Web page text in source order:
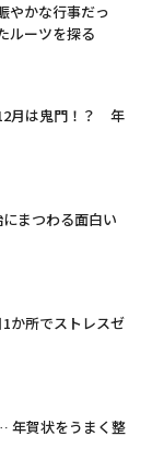
やかな行事だっ
ルーツを探る
月は鬼門！？ 年
まつわる面白い
か所でストレスゼ
年賀状をうまく整